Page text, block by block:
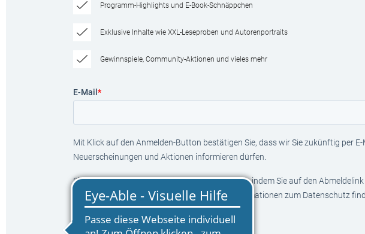
Programm-Highlights und E-Book-Schnäppchen
Exklusive Inhalte wie XXL-Leseproben und Autorenportraits
Gewinnspiele, Community-Aktionen und vieles mehr
E-Mail *
Mit Klick auf den Anmelden-Button bestätigen Sie, dass wir Sie zukünftig per
Neuerscheinungen und Aktionen informieren dürfen.
Sie können den Newsletter jederzeit abbestellen, indem Sie auf den Abmeldelink
innerhalb des Newsletters klicken. Weitere Informationen zum Datenschutz
hier.